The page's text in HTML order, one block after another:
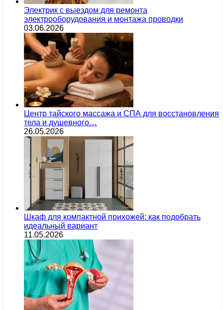
Электрик с выездом для ремонта
электрооборудования и монтажа проводки
03.06.2026
Центр тайского массажа и СПА для восстановления
тела и душевного…
26.05.2026
Шкаф для компактной прихожей: как подобрать
идеальный вариант
11.05.2026